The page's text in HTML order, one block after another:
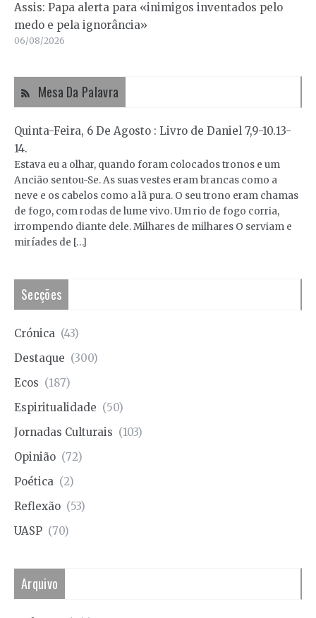
Assis: Papa alerta para «inimigos inventados pelo
medo e pela ignorância»
06/08/2026
Mesa Da Palavra
Quinta-Feira, 6 De Agosto : Livro de Daniel 7,9-10.13-
14.
Estava eu a olhar, quando foram colocados tronos e um
Ancião sentou-Se. As suas vestes eram brancas como a
neve e os cabelos como a lã pura. O seu trono eram chamas
de fogo, com rodas de lume vivo. Um rio de fogo corria,
irrompendo diante dele. Milhares de milhares O serviam e
miríades de […]
Secções
Crónica (43)
Destaque (300)
Ecos (187)
Espiritualidade (50)
Jornadas Culturais (103)
Opinião (72)
Poética (2)
Reflexão (53)
UASP (70)
Arquivo